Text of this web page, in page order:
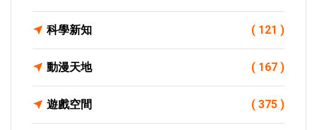
科學新知 ( 121 )
動漫天地 ( 167 )
遊戲空間 ( 375 )